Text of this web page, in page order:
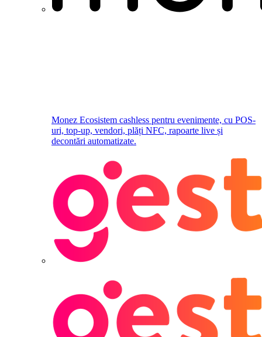
Monez Ecosistem cashless pentru evenimente, cu POS-
uri, top-up, vendori, plăți NFC, rapoarte live și
decontări automatizate.